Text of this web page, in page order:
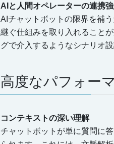
AIと人間オペレーターの連携
AIチャットボットの限界を補
継ぐ仕組みを取り入れること
グで介入するようなシナリオ
高度なパフォー
コンテキストの深い理解
チャットボットが単に質問に